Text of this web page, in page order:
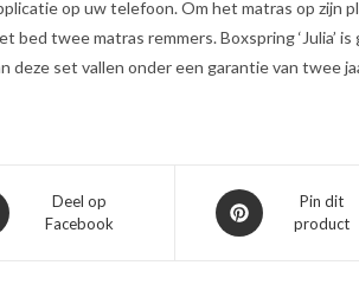
op uw telefoon. Om het matras op zijn
bed twee matras remmers. Boxspring ‘Julia’
deze set vallen onder een garantie van twee
Deel op
Facebook
Opent
in
Pin dit
product